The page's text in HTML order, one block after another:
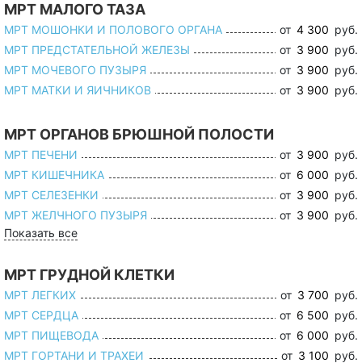
МРТ МАЛОГО ТАЗА
МРТ МОШОНКИ И ПОЛОВОГО ОРГАНА от 4 300 руб.
МРТ ПРЕДСТАТЕЛЬНОЙ ЖЕЛЕЗЫ
от 3 900 руб.
МРТ МОЧЕВОГО ПУЗЫРЯ
от 3 900 руб.
МРТ МАТКИ И ЯИЧНИКОВ
от 3 900 руб.
МРТ ОРГАНОВ БРЮШНОЙ ПОЛОСТИ
МРТ ПЕЧЕНИ от 3 900 руб.
МРТ КИШЕЧНИКА
от 6 000 руб.
МРТ СЕЛЕЗЕНКИ
от 3 900 руб.
МРТ ЖЕЛЧНОГО ПУЗЫРЯ
от 3 900 руб.
Показать все
МРТ ГРУДНОЙ КЛЕТКИ
МРТ ЛЕГКИХ от 3 700 руб.
МРТ СЕРДЦА
от 6 500 руб.
МРТ ПИЩЕВОДА
от 6 000 руб.
МРТ ГОРТАНИ И ТРАХЕИ
от 3 100 руб.